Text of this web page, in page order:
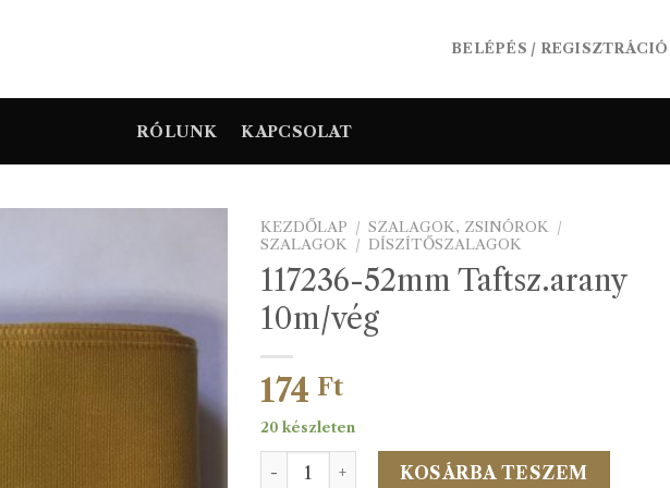
BELÉPÉS / REGISZTRÁCIÓ
RÓLUNK KAPCSOLAT
KEZDŐLAP / SZALAGOK, ZSINÓROK /
SZALAGOK / DÍSZÍTŐSZALAGOK
117236-52mm Taftsz.arany
10m/vég
174 Ft
20 készleten
117236-52mm Taftsz.arany 10m/vég mennyiség
KOSÁRBA TESZEM